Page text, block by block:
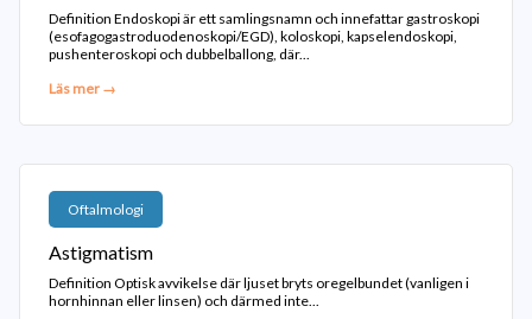
Definition Endoskopi är ett samlingsnamn och innefattar gastroskopi
(esofagogastroduodenoskopi/EGD), koloskopi, kapselendoskopi,
pushenteroskopi och dubbelballong, där...
Läs mer →
Oftalmologi
Astigmatism
Definition Optisk avvikelse där ljuset bryts oregelbundet (vanligen i
hornhinnan eller linsen) och därmed inte...